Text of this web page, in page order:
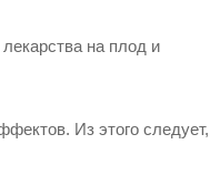
на плод и
Из этого следует,